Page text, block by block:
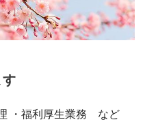
・福利厚生業務 など